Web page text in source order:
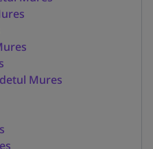
Mures